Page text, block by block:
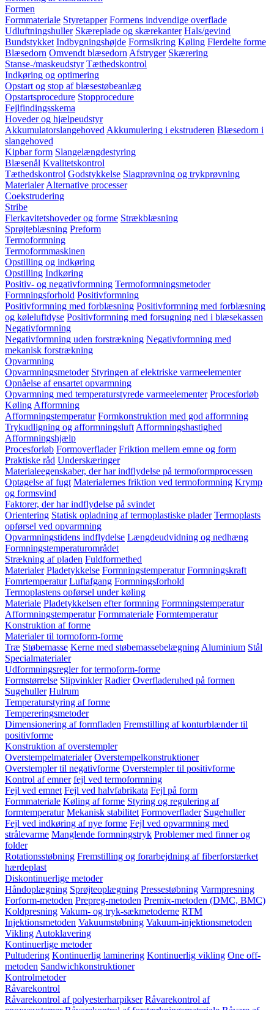
Formen
Formmateriale Styretapper Formens indvendige overflade
Udluftningshuller Skæreplade og skærekanter Hals/gevind
Bundstykket Indbygningshøjde Formsikring Køling Flerdelte forme
Blæsedorn Omvendt blæsedorn Afstryger Skærering
Stanse-/maskeudstyr Tæthedskontrol
Indkøring og optimering
Opstart og stop af blæsestøbeanlæg
Opstartsprocedure Stopprocedure
Fejlfindingsskema
Hoveder og hjælpeudstyr
Akkumulatorslangehoved Akkumulering i ekstruderen Blæsedorn i
slangehoved
Kipbar form Slangelængdestyring
Blæsenål Kvalitetskontrol
Tæthedskontrol Godstykkelse Slagprøvning og trykprøvning
Materialer Alternative processer
Coekstrudering
Stribe
Flerkavitetshoveder og forme Strækblæsning
Sprøjteblæsning Preform
Termoformning
Termoformmaskinen
Opstilling og indkøring
Opstilling Indkøring
Positiv- og negativformning Termoformningsmetoder
Formningsforhold Positivformning
Positivformning med forblæsning Positivformning med forblæsning
og køleluftdyse Positivformning med forsugning ned i blæsekassen
Negativformning
Negativformning uden forstrækning Negativformning med
mekanisk forstrækning
Opvarmning
Opvarmningsmetoder Styringen af elektriske varmeelementer
Opnåelse af ensartet opvarmning
Opvarmning med temperaturstyrede varmeelementer Procesforløb
Køling Afformning
Afformningstemperatur Formkonstruktion med god afformning
Trykudligning og afformningsluft Afformningshastighed
Afformningshjælp
Procesforløb Formoverflader Friktion mellem emne og form
Praktiske råd Underskæringer
Materialeegenskaber, der har indflydelse på termoformprocessen
Optagelse af fugt Materialernes friktion ved termoformning Krymp
og formsvind
Faktorer, der har indflydelse på svindet
Orientering Statisk opladning af termoplastiske plader Termoplasts
opførsel ved opvarmning
Opvarmningstidens indflydelse Længdeudvidning og nedhæng
Formningstemperaturområdet
Strækning af pladen Fuldformethed
Materialer Pladetykkelse Formningstemperatur Formningskraft
Fomrtemperatur Luftafgang Formningsforhold
Termoplastens opførsel under køling
Materiale Pladetykkelsen efter formning Formningstemperatur
Afformningstemperatur Formmateriale Formtemperatur
Konstruktion af forme
Materialer til tormoform-forme
Træ Støbemasse Kerne med støbemassebelægning Aluminium Stål
Specialmaterialer
Udformningsregler for termoform-forme
Formstørrelse Slipvinkler Radier Overfladeruhed på formen
Sugehuller Hulrum
Temperaturstyring af forme
Tempereringsmetoder
Dimensionering af formfladen Fremstilling af konturblænder til
positivforme
Konstruktion af overstempler
Overstempelmaterialer Overstempelkonstruktioner
Overstempler til negativforme Overstempler til positivforme
Kontrol af emner fejl ved termoformning
Fejl ved emnet Fejl ved halvfabrikata Fejl på form
Formmateriale Køling af forme Styring og regulering af
formtemperatur Mekanisk stabilitet Formoverflader Sugehuller
Fejl ved indkøring af nye forme Fejl ved opvarmning med
strålevarme Manglende formningstryk Problemer med finner og
folder
Rotationsstøbning Fremstilling og forarbejdning af fiberforstærket
hærdeplast
Diskontinuerlige metoder
Håndoplægning Sprøjteoplægning Pressestøbning Varmpresning
Forform-metoden Prepreg-metoden Premix-metoden (DMC, BMC)
Koldpresning Vakum- og tryk-sækmetoderne RTM
Injektionsmetoden Vakuumstøbning Vakuum-injektionsmetoden
Vikling Autoklavering
Kontinuerlige metoder
Pultudering Kontinuerlig laminering Kontinuerlig vikling One off-
metoden Sandwichkonstruktioner
Kontrolmetoder
Råvarekontrol
Råvarekontrol af polyesterharpikser Råvarekontrol af